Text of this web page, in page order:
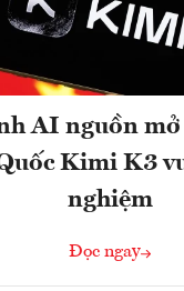
AI nguồn mở
Kimi K3
nghiệm
Đọc ngay